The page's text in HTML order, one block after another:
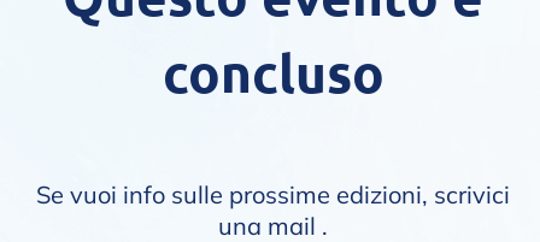
concluso
Se vuoi info sulle prossime edizioni, scrivici
una mail .